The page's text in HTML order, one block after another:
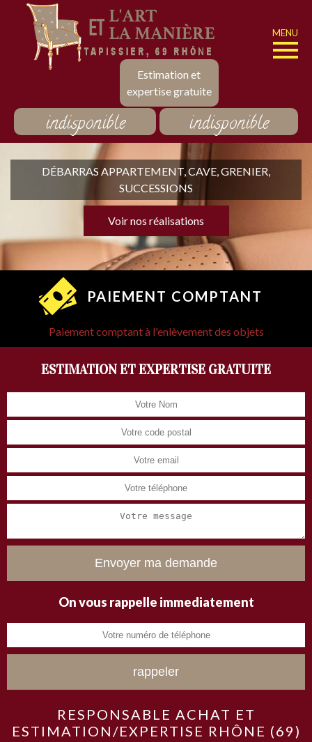
Estimation et
expertise gratuite
MENU
indisponible indisponible
DÉBARRAS APPARTEMENT, CAVE, GRENIER,
SUCCESSIONS
Voir nos réalisations
PAIEMENT COMPTANT
Paiement comptant à l'enlèvement des objets
ESTIMATION ET EXPERTISE GRATUITE
On vous rappelle immediatement
RESPONSABLE ACHAT ET
ESTIMATION/EXPERTISE RHÔNE (69)